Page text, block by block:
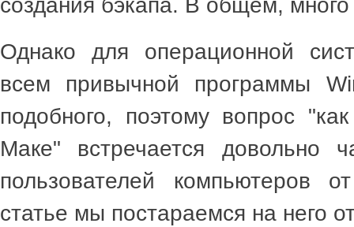
создания бэкапа. В общем, много
Однако для операционной
всем привычной программы
подобного, поэтому вопрос
Маке" встречается довольно
пользователей компьютеров
статье мы постараемся на него